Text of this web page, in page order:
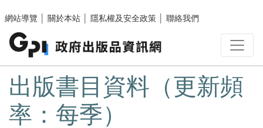
網站導覽
關於本站 隱私權及安全政策 聯絡我們
:::
出版書目資料（更新頻
率：每季）